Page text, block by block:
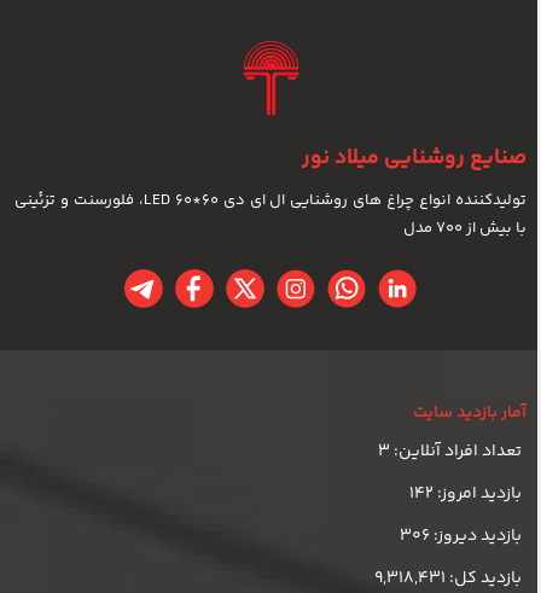
صنایع روشنایی میلاد نور
تولیدکننده انواع چراغ های روشنایی ال ای دی LED 60*60، فلورسنت و تزئینی
با بیش از 700 مدل
آمار بازدید سایت
تعداد افراد آنلاین: 3
بازدید امروز: 142
بازدید دیروز: 306
بازدید کل: 9,318,431